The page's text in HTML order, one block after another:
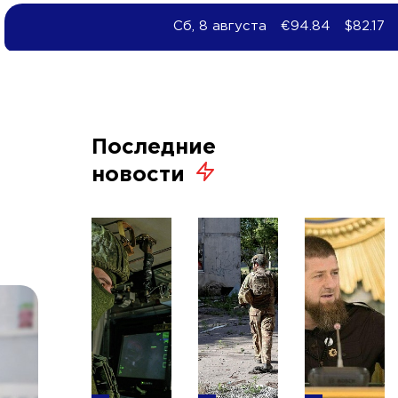
Сб, 8 августа €94.84 $82.17
Последние
новости